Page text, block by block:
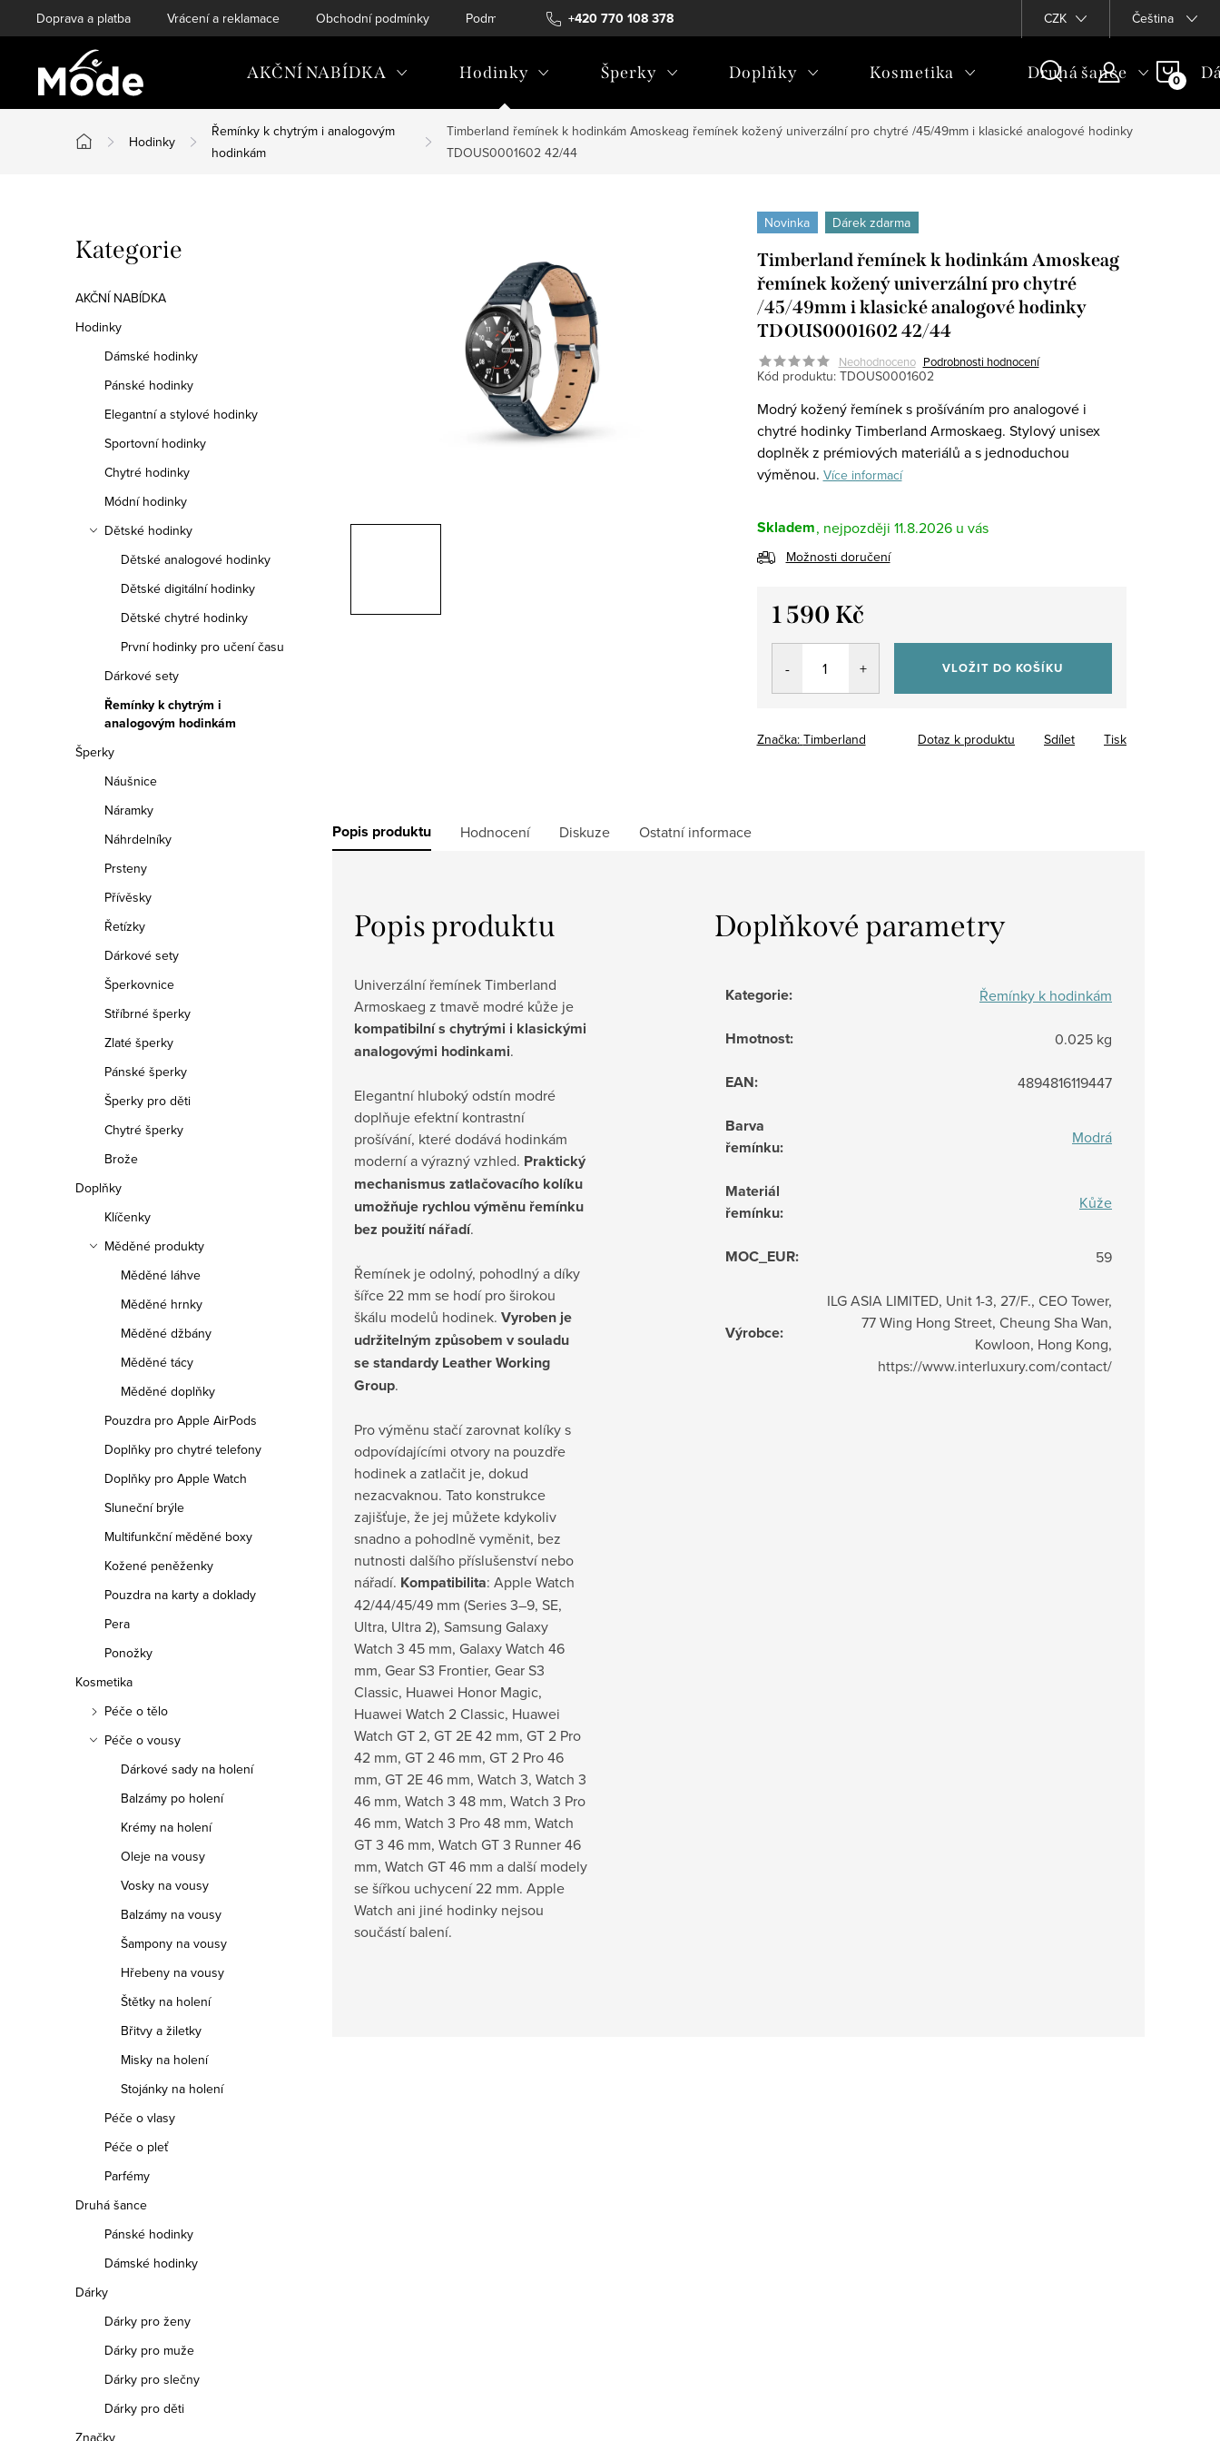
na
+420 770 108 378
Doprava a platba Vrácení a reklamace Obchodní podmínky Podmínky ochrany osobních údajů CZK Čeština
AKČNÍ NABÍDKA Hodinky Šperky Doplňky Kosmetika Druhá šance
Domů
Hodinky
Řemínky k chytrým i analogovým
hodinkám
Timberland řemínek k hodinkám Amoskeag řemínek kožený univerzální pro chytré /45/49mm i klasické analogové hodinky
TDOUS0001602 42/44
o
s
t
Přeskočit
kategorie
Kategorie
AKČNÍ NABÍDKA
Hodinky
Dámské hodinky
Pánské hodinky
Elegantní a stylové hodinky
Sportovní hodinky
Chytré hodinky
Módní hodinky
Dětské hodinky
Dětské analogové hodinky
Dětské digitální hodinky
Dětské chytré hodinky
První hodinky pro učení času
Dárkové sety
Řemínky k chytrým i
analogovým hodinkám
Šperky
Náušnice
Náramky
Náhrdelníky
Prsteny
Přívěsky
Řetízky
Dárkové sety
Šperkovnice
Stříbrné šperky
Zlaté šperky
Pánské šperky
Šperky pro děti
Chytré šperky
Brože
Doplňky
Klíčenky
Měděné produkty
Měděné láhve
Měděné hrnky
Měděné džbány
Měděné tácy
Měděné doplňky
Pouzdra pro Apple AirPods
Doplňky pro chytré telefony
Doplňky pro Apple Watch
Sluneční brýle
Multifunkční měděné boxy
Kožené peněženky
Pouzdra na karty a doklady
Pera
Ponožky
Kosmetika
Péče o tělo
Péče o vousy
Dárkové sady na holení
Balzámy po holení
Krémy na holení
Oleje na vousy
Vosky na vousy
Balzámy na vousy
Šampony na vousy
Hřebeny na vousy
Štětky na holení
Břitvy a žiletky
Misky na holení
Stojánky na holení
Péče o vlasy
Péče o pleť
Parfémy
Druhá šance
Pánské hodinky
Dámské hodinky
Dárky
Dárky pro ženy
Dárky pro muže
Dárky pro slečny
Dárky pro děti
Značky
Novinka Dárek zdarma
Timberland řemínek k hodinkám Amoskeag
řemínek kožený univerzální pro chytré
/45/49mm i klasické analogové hodinky
TDOUS0001602 42/44
Neohodnoceno Podrobnosti hodnocení
Kód produktu: TDOUS0001602
Modrý kožený řemínek s prošíváním pro analogové i
chytré hodinky Timberland Armoskaeg. Stylový unisex
doplněk z prémiových materiálů a s jednoduchou
výměnou. Více informací
Skladem 11.8.2026
Možnosti doručení
1 590 Kč
Měrná
VLOŽIT DO KOŠÍKU
Značka: Timberland Tisk
Dotaz k produktu Sdílet
Popis produktu Hodnocení Diskuze Ostatní informace
Popis produktu
Univerzální řemínek Timberland
Armoskaeg z tmavě modré kůže je
kompatibilní s chytrými i klasickými
analogovými hodinkami.
Elegantní hluboký odstín modré
doplňuje efektní kontrastní
prošívání, které dodává hodinkám
moderní a výrazný vzhled. Praktický
mechanismus zatlačovacího kolíku
umožňuje rychlou výměnu řemínku
bez použití nářadí.
Řemínek je odolný, pohodlný a díky
šířce 22 mm se hodí pro širokou
škálu modelů hodinek. Vyroben je
udržitelným způsobem v souladu
se standardy Leather Working
Group.
Pro výměnu stačí zarovnat kolíky s
odpovídajícími otvory na pouzdře
hodinek a zatlačit je, dokud
nezacvaknou. Tato konstrukce
zajišťuje, že jej můžete kdykoliv
snadno a pohodlně vyměnit, bez
nutnosti dalšího příslušenství nebo
nářadí. Kompatibilita: Apple Watch
42/44/45/49 mm (Series 3–9, SE,
Ultra, Ultra 2), Samsung Galaxy
Watch 3 45 mm, Galaxy Watch 46
mm, Gear S3 Frontier, Gear S3
Classic, Huawei Honor Magic,
Huawei Watch 2 Classic, Huawei
Watch GT 2, GT 2E 42 mm, GT 2 Pro
42 mm, GT 2 46 mm, GT 2 Pro 46
mm, GT 2E 46 mm, Watch 3, Watch 3
46 mm, Watch 3 48 mm, Watch 3 Pro
46 mm, Watch 3 Pro 48 mm, Watch
GT 3 46 mm, Watch GT 3 Runner 46
mm, Watch GT 46 mm a další modely
se šířkou uchycení 22 mm. Apple
Watch ani jiné hodinky nejsou
součástí balení.
Doplňkové parametry
Kategorie: Řemínky k hodinkám
Hmotnost: 0.025 kg
EAN: 4894816119447
Barva
řemínku: Modrá
Materiál
řemínku: Kůže
MOC_EUR: 59
Výrobce:
ILG ASIA LIMITED, Unit 1-3, 27/F., CEO Tower,
77 Wing Hong Street, Cheung Sha Wan,
Kowloon, Hong Kong,
https://www.interluxury.com/contact/